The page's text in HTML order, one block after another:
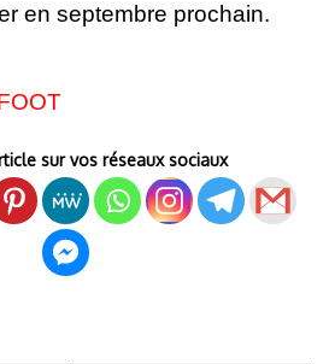
en septembre prochain.
sur vos réseaux sociaux